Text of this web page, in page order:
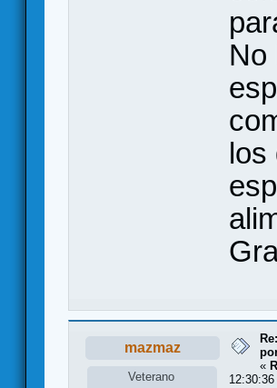
No
los
mazmaz
Veterano
«
12:30:36